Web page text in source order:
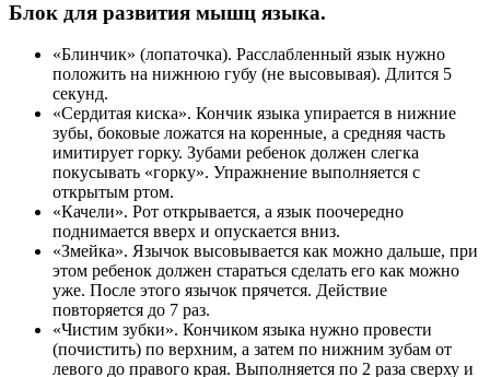
Блок для развития мышц языка.
«Блинчик» (лопаточка). Расслабленный язык нужно
положить на нижнюю губу (не высовывая). Длится 5
секунд.
«Сердитая киска». Кончик языка упирается в нижние
зубы, боковые ложатся на коренные, а средняя часть
имитирует горку. Зубами ребенок должен слегка
покусывать «горку». Упражнение выполняется с
открытым ртом.
«Качели». Рот открывается, а язык поочередно
поднимается вверх и опускается вниз.
«Змейка». Язычок высовывается как можно дальше, при
этом ребенок должен стараться сделать его как можно
уже. После этого язычок прячется. Действие
повторяется до 7 раз.
«Чистим зубки». Кончиком языка нужно провести
(почистить) по верхним, а затем по нижним зубам от
левого до правого края. Выполняется по 2 раза сверху и